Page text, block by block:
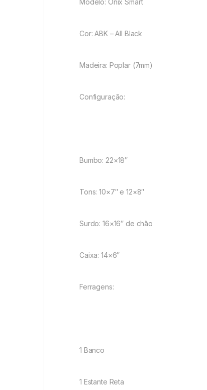
Modelo: Onix Smart
Cor: ABK – All Black
Madeira: Poplar (7mm)
Configuração:
Bumbo: 22×18″
Tons: 10×7″ e 12×8″
Surdo: 16×16″ de chão
Caixa: 14×6″
Ferragens:
1 Banco
1 Estante Reta